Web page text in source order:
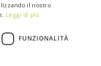
il nostro
Leggi di più
FUNZIONALITÀ